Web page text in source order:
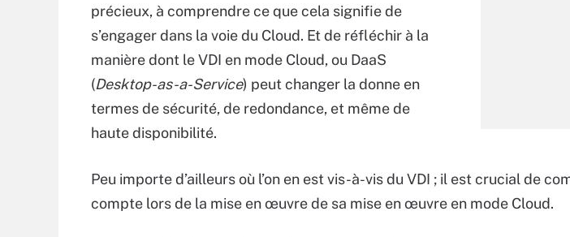
précieux, à comprendre ce que cela signifie de
s’engager dans la voie du Cloud. Et de réfléchir à la
manière dont le VDI en mode Cloud, ou DaaS
(Desktop-as-a-Service) peut changer la donne en
termes de sécurité, de redondance, et même de
haute disponibilité.
Peu importe d’ailleurs où l’on en est vis-à-vis du VDI ; il est crucial de
compte lors de la mise en œuvre de sa mise en œuvre en mode Cloud.